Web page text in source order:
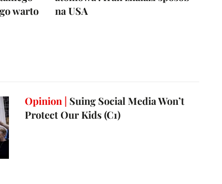
warto
na USA
Opinion | Suing Social Media Won’t
Protect Our Kids (C1)